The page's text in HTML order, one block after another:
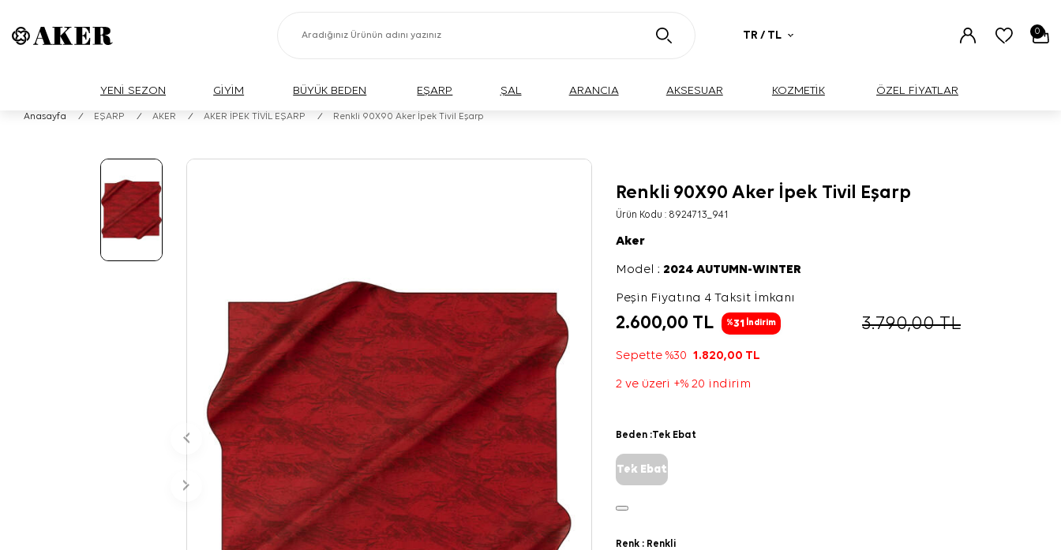
TR / TL 0
YENİ SEZON GİYİM BÜYÜK BEDEN EŞARP ŞAL ARANCIA AKSESUAR KOZMETİK ÖZEL FİYATLAR
Anasayfa / EŞARP / AKER / AKER İPEK TİVİL EŞARP / Renkli 90X90 Aker İpek Tivil Eşarp
Renkli 90X90 Aker İpek Tivil Eşarp
Ürün Kodu : 8924713_941
Aker
Model :2024 AUTUMN-WINTER
Peşin Fiyatına 4 Taksit İmkanı
2.600,00 TL %31 İndirim 3.790,00TL
Sepette %301.820,00 TL
2 ve üzeri +% 20 indirim
Beden :Tek Ebat
Tek Ebat
Renk : Renkli